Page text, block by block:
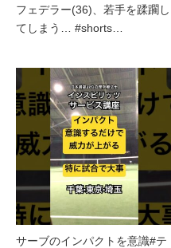
フェデラー(36)、若手を蹂躙し
てしまう… #shorts…
サーブのインパクトを意識#テ